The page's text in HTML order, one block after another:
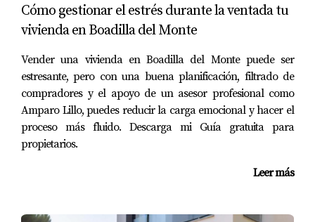
Ana puso su piso en venta sin realizar una investigación
adecuada sobre los precios del mercado. Al fijar un
visitas sin ofertas concretas. Después de recibir
asesoramiento profesional y ajustar su precio, recibió
varias propuestas en poco tiempo y finalmente vendió su
propiedad por encima del precio inicial esperado.
PREGUNTAS FRECUENTES
permitir visitas?
Cómo gestionar el estrés durante la ventada tu
vivienda en Boadilla del Monte
Vender una vivienda en Boadilla del Monte puede ser
estresante, pero con una buena planificación, filtrado de
compradores y el apoyo de un asesor profesional como
Amparo Lillo, puedes reducir la carga emocional y hacer el
proceso más fluido. Descarga mi Guía gratuita para
propietarios.
Leer más